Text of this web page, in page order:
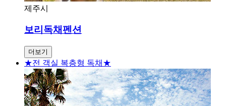
제주시
보리독채펜션
더보기
★전 객실 복층형 독채★